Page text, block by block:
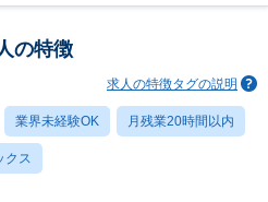
の特徴
求人の特徴タグの説明
業界未経験OK 月残業20時間以内
クス